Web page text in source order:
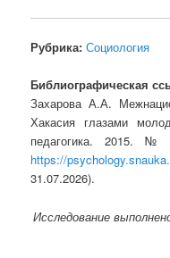
Рубрика: Социология
Библиографическая
Захарова А.А.
Хакасия глазами
педагогика. 2015. №
https://
31.07.2026).
Исследование